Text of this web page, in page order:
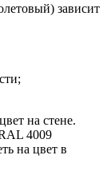
зависит
на стене.
4009
на цвет в